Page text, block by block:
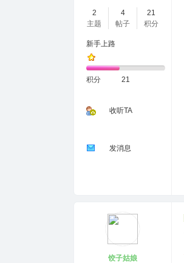
2
主题
4
帖子
21
积分
新手上路
积分 21
收听TA
发消息
饺子姑娘